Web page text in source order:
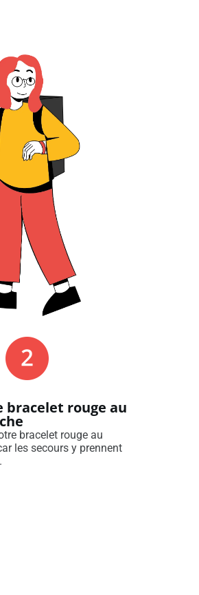
bracelet rouge au
bracelet rouge au
les secours y prennent